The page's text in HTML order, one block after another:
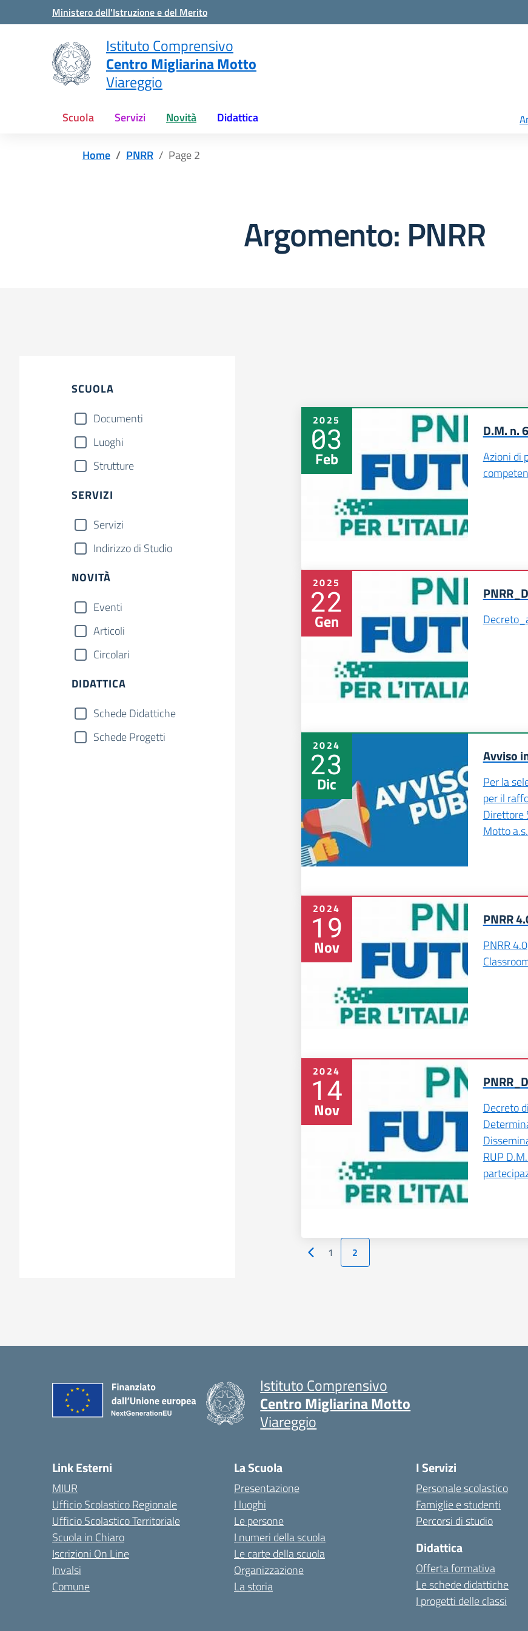
Vai ai contenuti
Vai al menu di navigazione
Ministero dell'Istruzione e del Merito
Istituto Comprensivo
Centro Migliarina Motto
Viareggio
Scuola Servizi Novità Didattica
Home PNRR Page 2
Argomento: PNRR
SCUOLA
Documenti
Luoghi
Strutture
SERVIZI
Servizi
Indirizzo di Studio
NOVITÀ
Eventi
Articoli
Circolari
DIDATTICA
Schede Didattiche
Schede Progetti
2025
03
Feb
D.M. n.
Azioni di
2025
22
Gen
2024
23
Dic
Avviso
Per la
per il
Direttore
Motto
2024
19
Nov
PNRR
PNRR 4.0
2024
14
Nov
Decreto
RUP
Pagina precedente
1 2
Istituto Comprensivo
Centro Migliarina Motto
Viareggio
Link Esterni
MIUR
Ufficio Scolastico Regionale
Ufficio Scolastico Territoriale
Scuola in Chiaro
Iscrizioni On Line
Invalsi
Comune
La Scuola
Presentazione
I luoghi
Le persone
I numeri della scuola
Le carte della scuola
Organizzazione
La storia
I Servizi
Personale scolastico
Famiglie e studenti
Percorsi di studio
Didattica
Offerta formativa
Le schede didattiche
I progetti delle classi